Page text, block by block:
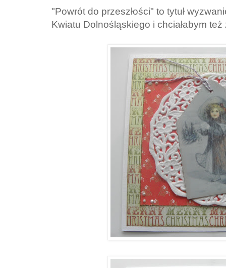
"Powrót do przeszłości" to tytuł
Kwiatu Dolnośląskiego i chciałabym też